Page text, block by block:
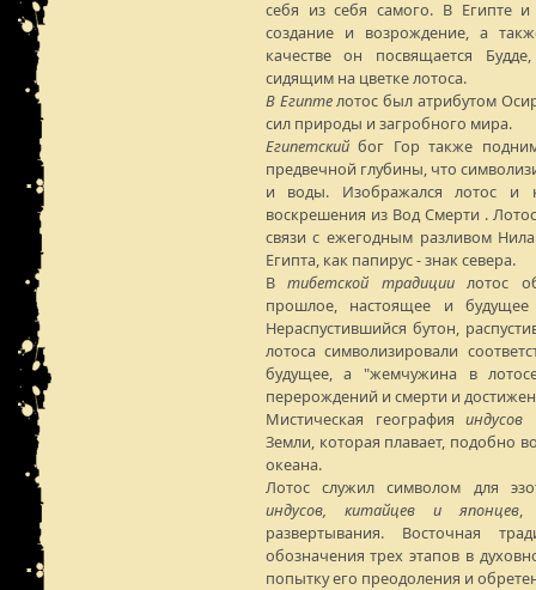
себя из себя самого. В Египте
создание и возрождение, а
качестве он посвящается
сидящим на цветке лотоса.
В Египтелотос был атрибутом
сил природы и загробного мира.
Египетскийбог Гор также
предвечной глубины, что
и воды. Изображался лотос и
воскрешения из Вод Смерти .
связи с ежегодным разливом
Египта, как папирус - знак севера.
Втибетской традициилотос
прошлое, настоящее и будущее
Нераспустившийся бутон,
лотоса символизировали
будущее, а "жемчужина в
перерождений и смерти и
Мистическая географияиндусов
Земли, которая плавает, подобно
океана.
Лотос служил символом для
индусов, китайцев и японцев,
развертывания. Восточная
обозначения трех этапов в
попытку его преодоления и